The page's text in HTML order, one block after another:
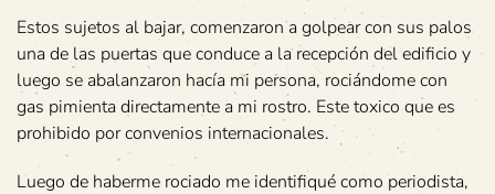
Estos sujetos al bajar, comenzaron a golpear con sus palos
una de las puertas que conduce a la recepción del edificio y
luego se abalanzaron hacía mi persona, rociándome con
gas pimienta directamente a mi rostro. Este toxico que es
prohibido por convenios internacionales.
Luego de haberme rociado me identifiqué como periodista,